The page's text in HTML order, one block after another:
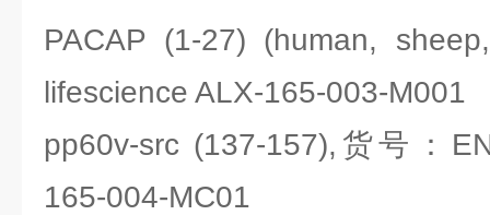
PACAP (1-27) (human,
lifescience ALX-165-003-M001
pp60v-src (137-157),货号：
165-004-MC01